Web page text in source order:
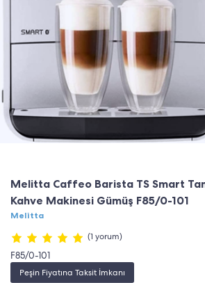
Melitta Caffeo Barista TS Smart
Kahve Makinesi Gümüş F85/0-101
Melitta
(1 yorum)
F85/0-101
Peşin Fiyatına Taksit İmkanı